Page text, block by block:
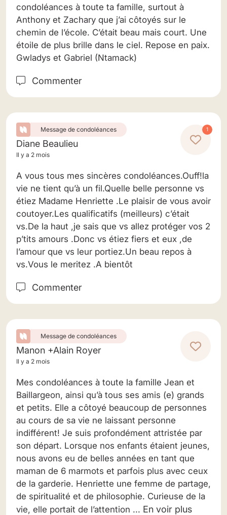
condoléances à toute ta famille, surtout à
Anthony et Zachary que j’ai côtoyés sur le
chemin de l’école. C’était beau mais court. Une
étoile de plus brille dans le ciel. Repose en paix.
Gwladys et Gabriel (Ntamack)
Commenter
Message de condoléances
Diane Beaulieu
Il y a 2 mois
1
A vous tous mes sincères condoléances.Ouff!la
vie ne tient qu’à un fil.Quelle belle personne vs
étiez Madame Henriette .Le plaisir de vous avoir
coutoyer.Les qualificatifs (meilleurs) c’était
vs.De la haut ,je sais que vs allez protéger vos 2
p’tits amours .Donc vs étiez fiers et eux ,de
l’amour que vs leur portiez.Un beau repos à
vs.Vous le meritez .A bientôt
Commenter
Message de condoléances
Manon +Alain Royer
Il y a 2 mois
Mes condoléances à toute la famille Jean et
Baillargeon, ainsi qu’à tous ses amis (e) grands
et petits. Elle a côtoyé beaucoup de personnes
au cours de sa vie ne laissant personne
indifférent! Je suis profondément attristée par
son départ. Lorsque nos enfants étaient jeunes,
nous avons eu de belles années en tant que
maman de 6 marmots et parfois plus avec ceux
de la garderie. Henriette une femme de partage,
de spiritualité et de philosophie. Curieuse de la
vie, elle portait de l’attention ... En voir plus